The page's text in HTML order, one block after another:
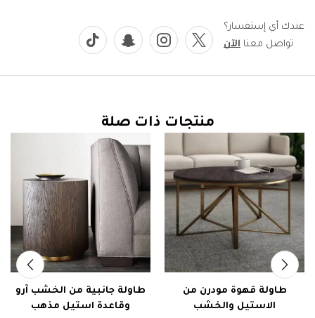
عندك أي إستفسار؟
تواصل معنا الآن
منتجات ذات صلة
طاولة قهوة مودرن من
الاستيل والخشب
طاولة جانبية من الخشب آرو
وقاعدة استيل مذهب